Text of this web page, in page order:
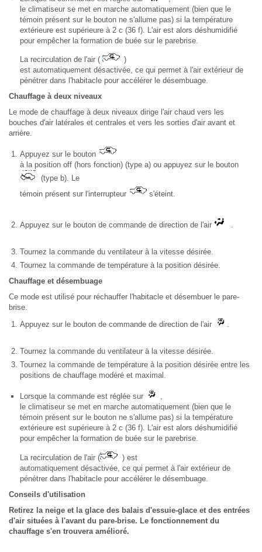
le climatiseur se met en marche automatiquement (bien que le
témoin présent sur le bouton ne s'allume pas) si la température
extérieure est supérieure à 2 c (36 f). L'air est alors déshumidifié
pour empêcher la formation de buée sur le parebrise.
La recirculation de l'air (
)
est automatiquement désactivée, ce qui permet à l'air extérieur de
pénétrer dans l'habitacle pour accélérer le désembuage.
Chauffage à deux niveaux
Le mode de chauffage à deux niveaux dirige l'air chaud vers les
bouches d'air latérales et centrales et vers les sorties d'air avant et
arrière.
Appuyez sur le bouton
à la position off (hors fonction) (type a) ou appuyez sur le bouton
(type b). Le
témoin présent sur l'interrupteur
s'éteint.
Appuyez sur le bouton de commande de direction de l'air .
Tournez la commande du ventilateur à la vitesse désirée.
Tournez la commande de température à la position désirée.
Chauffage et désembuage
Ce mode est utilisé pour réchauffer l'habitacle et désembuer le pare-
brise.
Appuyez sur le bouton de commande de direction de l'air
.
Tournez la commande du ventilateur à la vitesse désirée.
Tournez la commande de température à la position désirée entre les
positions de chauffage modéré et maximal.
Lorsque la commande est réglée sur
,
le climatiseur se met en marche automatiquement (bien que le
témoin présent sur le bouton ne s'allume pas) si la température
extérieure est supérieure à 2 c (36 f). L'air est alors déshumidifié
pour empêcher la formation de buée sur le parebrise.
La recirculation de l'air (
) est
automatiquement désactivée, ce qui permet à l'air extérieur de
pénétrer dans l'habitacle pour accélérer le désembuage.
Conseils d'utilisation
Retirez la neige et la glace des balais d'essuie-glace et des entrées
d'air situées à l'avant du pare-brise. Le fonctionnement du
chauffage s'en trouvera amélioré.